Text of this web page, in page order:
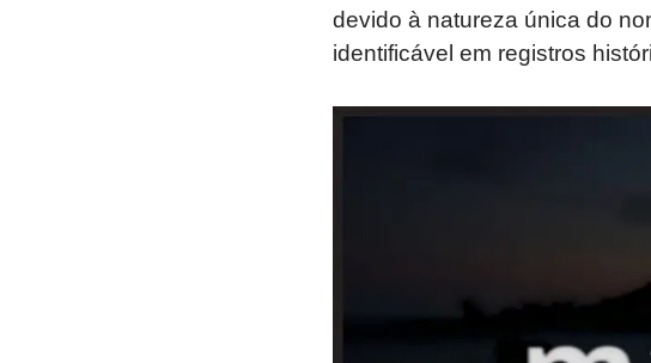
devido à natureza única do
identificável em registros